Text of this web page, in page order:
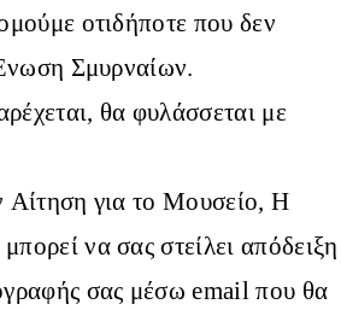
οτιδήποτε που δεν
Σμυρναίων.
θα φυλάσσεται με
Αίτηση για το Μουσείο, Η
να σας στείλει απόδειξη
σας μέσω email που θα